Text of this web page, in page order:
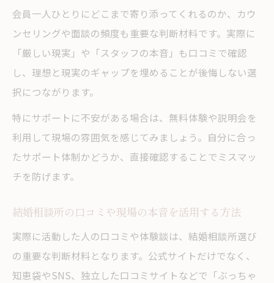
会員一人ひとりにどこまで寄り添ってくれるのか、カウ
ンセリングや面談の頻度も重要な判断材料です。実際に
「厳しい現実」や「スタッフの本音」も口コミで確認
し、理想と現実のギャップを埋めることが後悔しない選
択につながります。
特にサポートに不安がある場合は、無料体験や説明会を
利用して現場の雰囲気を感じてみましょう。自分に合っ
たサポート体制かどうか、直接確認することでミスマッ
チを防げます。
結婚相談所の口コミや現場の本音を活用する方法
実際に活動した人の口コミや体験談は、結婚相談所選び
の重要な判断材料となります。公式サイトだけでなく、
知恵袋やSNS、独立した口コミサイトなどで「ぶっちゃ